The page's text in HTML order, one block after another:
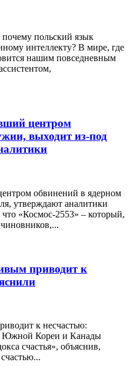
почему польский язык
интеллекту? В мире, где
нашим повседневным
центром
выходит из-под
обвинений в ядерном
утверждают аналитики
«Космос-2553» – который,
приводит к
к несчастью:
Южной Кореи и Канады
счастья», объяснив,